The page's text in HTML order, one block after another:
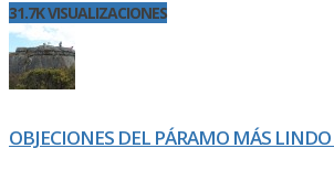
31.7K VISUALIZACIONES
OBJECIONES DEL PÁRAMO MÁS